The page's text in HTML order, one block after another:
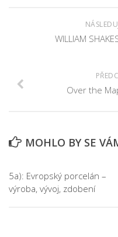
WILLIAM
Over the
MOHLO BY SE
5a): Evropský porcelán –
výroba, vývoj, zdobení